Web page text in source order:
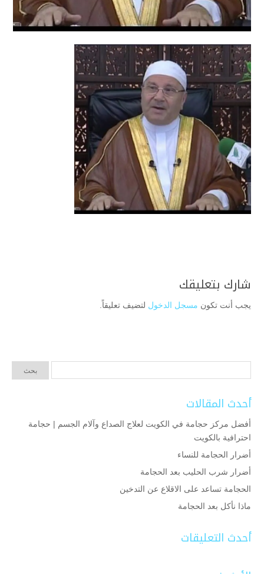
شارك بتعليقك
يجب أنت تكون مسجل الدخول لتضيف تعليقاً.
أحدث المقالات
أفضل مركز حجامة في الكويت لعلاج الصداع وآلام الجسم | حجامة
احترافية بالكويت
أضرار الحجامة للنساء
أضرار شرب الحليب بعد الحجامة
الحجامة تساعد على الاقلاع عن التدخين
ماذا نأكل بعد الحجامة
أحدث التعليقات